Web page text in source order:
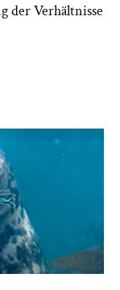
der Verhältnisse